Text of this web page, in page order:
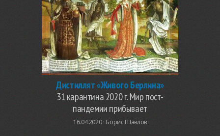
Дистиллят «Живого Берлина»
31 карантина 2020 г. Мир пост-
пандемии прибывает
16.04.2020 · Борис Шавлов